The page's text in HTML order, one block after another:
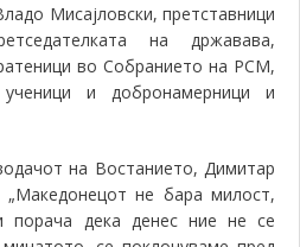
Мисајловски, претставници
на државава,
во Собранието на РСМ,
и добронамерници и
на Востанието, Димитар
„Македонецот не бара милост,
порача дека денес ние не се